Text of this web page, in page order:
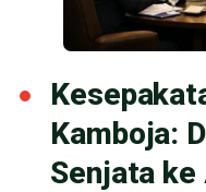
Kamboja:
Senjata